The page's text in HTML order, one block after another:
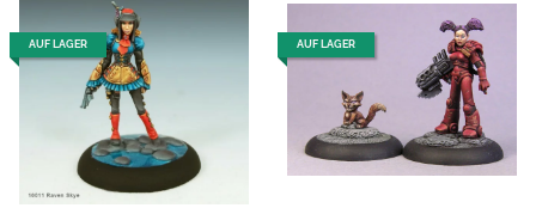
AUF LAGER AUF LAGER